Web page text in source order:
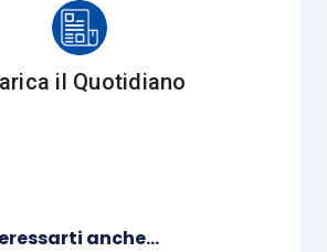
quota di legittima teoricamente
richiama, inoltre,
della Cassazione secondo cui
in forza di un rapporto nuovo,
il Quotidiano
anche...